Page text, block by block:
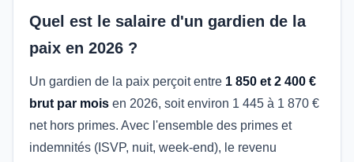
Quel est le salaire d'un gardien de la
paix en 2026 ?
Un gardien de la paix perçoit entre 1 850 et 2 400 €
brut par mois en 2026, soit environ 1 445 à 1 870 €
net hors primes. Avec l'ensemble des primes et
indemnités (ISVP, nuit, week-end), le revenu